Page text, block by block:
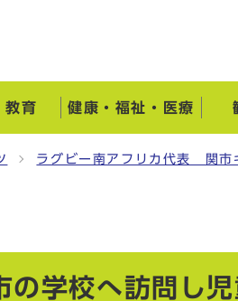
教育 健康・福祉・医療
ラグビー南アフリカ代表 関市
の学校へ訪問し